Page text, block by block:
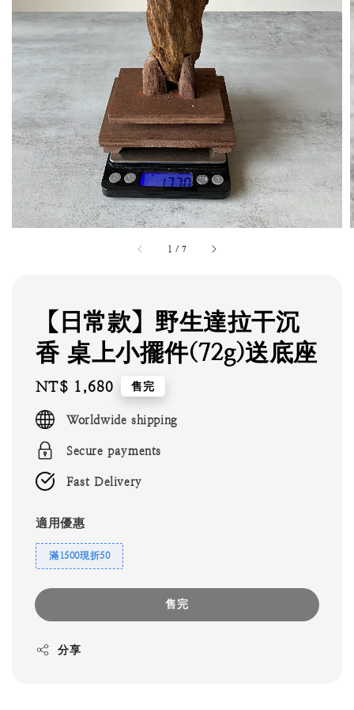
1 /7
【日常款】野生達拉干沉
香 桌上小擺件(72g)送底座
Regular
price
NT$ 1,680 售完
Worldwide shipping
Secure payments
Fast Delivery
適用優惠
滿1500現折50
售完
分享